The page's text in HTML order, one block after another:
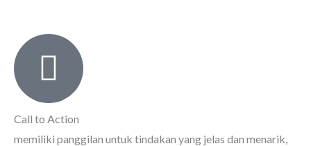
Call to Action
memiliki panggilan untuk tindakan yang jelas dan menarik,